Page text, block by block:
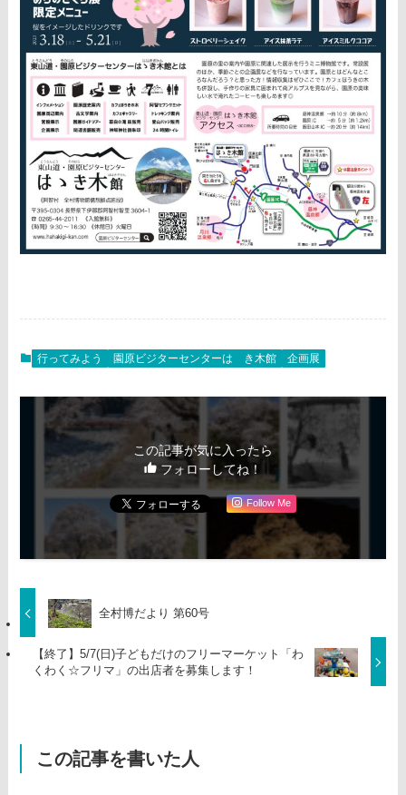
行ってみよう 園原ビジターセンターはゝき木館 企画展
この記事が気に入ったら
フォローしてね！
Follow Me
全村博だより 第60号
【終了】5/7(日)子どもだけのフリーマーケット「わ
くわく☆フリマ」の出店者を募集します！
この記事を書いた人